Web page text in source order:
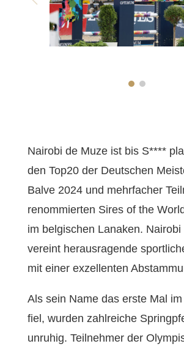
Nairobi de Muze ist bis S****
den Top20 der Deutschen
Balve 2024 und mehrfacher
renommierten Sires of the
im belgischen Lanaken. Nairobi
vereint herausragende
mit einer exzellenten
Als sein Name das erste Mal
fiel, wurden zahlreiche
unruhig. Teilnehmer der